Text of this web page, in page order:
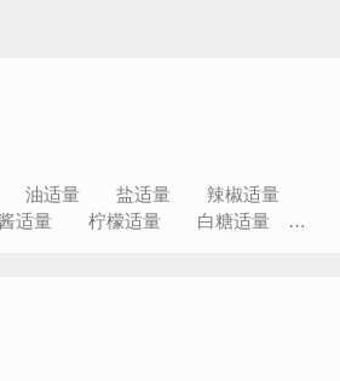
适量 盐适量 辣椒适量
酱适量 柠檬适量 白糖适量